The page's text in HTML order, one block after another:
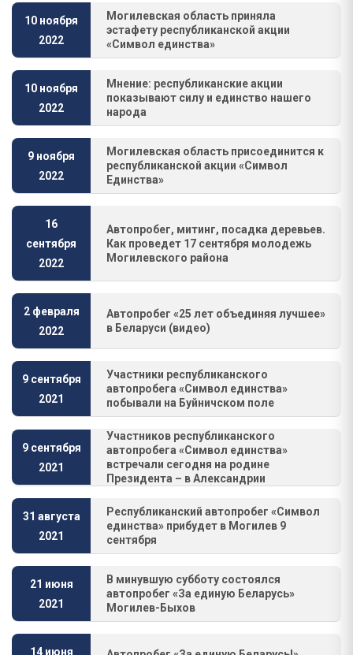
10 ноября
2022
Могилевская область приняла
эстафету республиканской акции
«Символ единства»
10 ноября
2022
Мнение: республиканские акции
показывают силу и единство нашего
народа
9 ноября
2022
Могилевская область присоединится к
республиканской акции «Символ
Единства»
16
сентября
2022
Автопробег, митинг, посадка деревьев.
Как проведет 17 сентября молодежь
Могилевского района
2 февраля
2022
Автопробег «25 лет объединяя лучшее»
в Беларуси (видео)
9 сентября
2021
Участники республиканского
автопробега «Символ единства»
побывали на Буйничском поле
9 сентября
2021
Участников республиканского
автопробега «Символ единства»
встречали сегодня на родине
Президента – в Александрии
31 августа
2021
Республиканский автопробег «Символ
единства» прибудет в Могилев 9
сентября
21 июня
2021
В минувшую субботу состоялся
автопробег «За единую Беларусь»
Могилев-Быхов
14 июня